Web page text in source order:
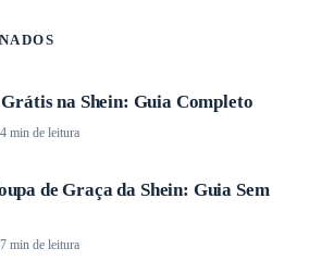
na Shein: Guia Completo
4 min de leitura
de Graça da Shein: Guia Sem
7 min de leitura